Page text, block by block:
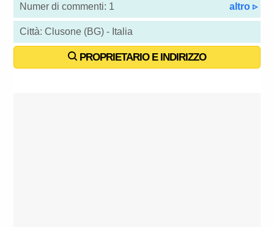
Numer di commenti: 1 altro ▹
Città: Clusone (BG) - Italia
PROPRIETARIO E INDIRIZZO